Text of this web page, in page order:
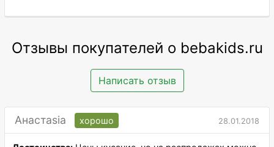
Отзывы покупателей о bebakids.ru
Написать отзыв
Анастаsia хорошо 28.01.2018